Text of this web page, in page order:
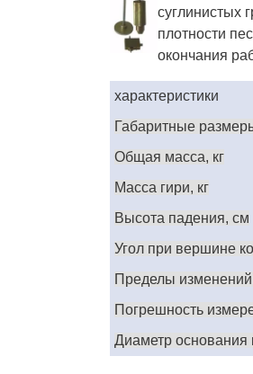
суглинистых
плотности
окончания
характеристики
Габаритные
Общая масса, кг
Масса гири, кг
Высота падения, см
Угол при вершине
Пределы изменений
Погрешность
Диаметр основания